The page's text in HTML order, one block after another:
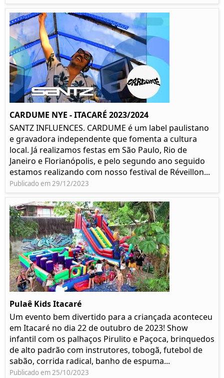
CARDUME NYE - ITACARÉ 2023/2024
SANTZ INFLUENCES. CARDUME é um label paulistano
e gravadora independente que fomenta a cultura
local. Já realizamos festas em São Paulo, Rio de
Janeiro e Florianópolis, e pelo segundo ano seguido
estamos realizando com nosso festival de Réveillon...
Publicado em 29/12/2023
Pulaê Kids Itacaré
Um evento bem divertido para a criançada aconteceu
em Itacaré no dia 22 de outubro de 2023! Show
infantil com os palhaços Pirulito e Paçoca, brinquedos
de alto padrão com instrutores, tobogã, futebol de
sabão, corrida radical, banho de espuma...
Publicado em 25/10/2023